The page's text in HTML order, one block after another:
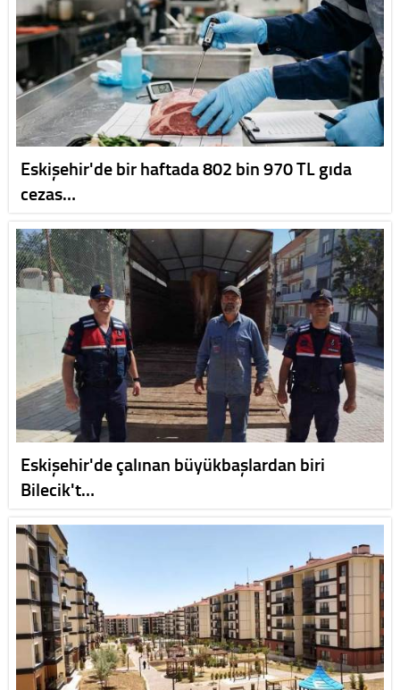
Eskişehir'de bir haftada 802 bin 970 TL gıda
cezas…
Eskişehir'de çalınan büyükbaşlardan biri
Bilecik't…